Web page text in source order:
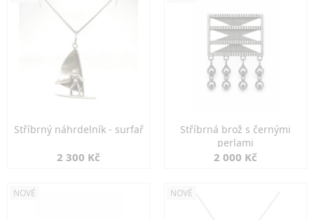
Stříbrný náhrdelník - surfař
2 300 Kč
Stříbrná brož s černými
perlami
2 000 Kč
NOVÉ NOVÉ